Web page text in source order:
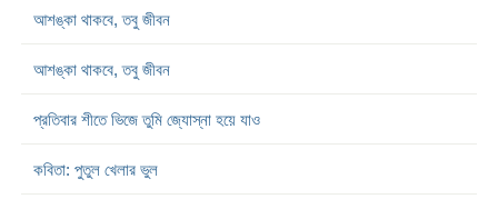
আশঙ্কা থাকবে, তবু জীবন
আশঙ্কা থাকবে, তবু জীবন
প্রতিবার শীতে ভিজে তুমি জ্যোস্না হয়ে যাও
কবিতা: পুতুল খেলার ভুল